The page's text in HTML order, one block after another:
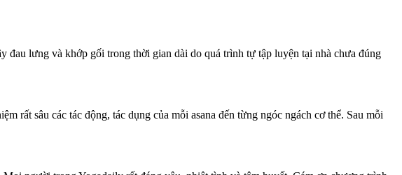
lưng và khớp gối trong thời gian dài do quá trình tự tập luyện tại nhà chưa đúng
rất sâu các tác động, tác dụng của mỗi asana đến từng ngóc ngách cơ thể. Sau mỗi